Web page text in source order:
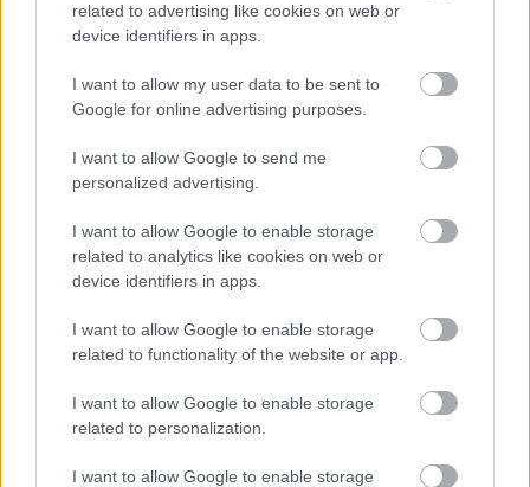
related to advertising like cookies on web or
device identifiers in apps.
I want to allow my user data to be sent to
Google for online advertising purposes.
I want to allow Google to send me
personalized advertising.
I want to allow Google to enable storage
related to analytics like cookies on web or
device identifiers in apps.
I want to allow Google to enable storage
related to functionality of the website or app.
I want to allow Google to enable storage
related to personalization.
I want to allow Google to enable storage
Φλόριντα: Αστυνομικός σώζει 7χρονο αγόρι από
ομηρία ΒΙΝΤΕΟ